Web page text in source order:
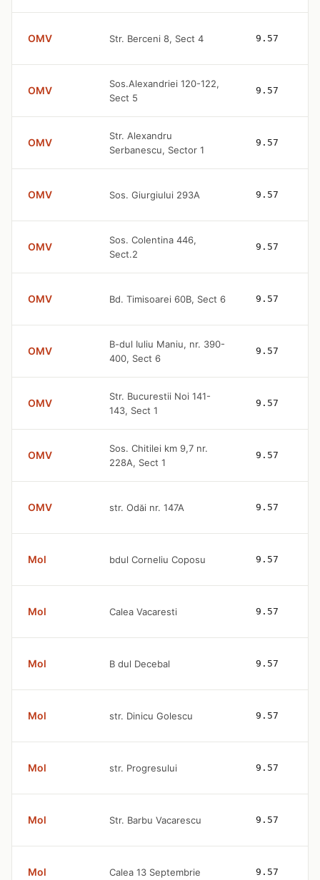
OMV Str. Berceni 8, Sect 4 9.57
OMV
Sos.Alexandriei 120-122,
Sect 5
9.57
OMV
Str. Alexandru
Serbanescu, Sector 1
9.57
OMV Sos. Giurgiului 293A 9.57
OMV
Sos. Colentina 446,
Sect.2
9.57
OMV Bd. Timisoarei 60B, Sect 6 9.57
OMV
B-dul Iuliu Maniu, nr. 390-
400, Sect 6
9.57
OMV
Str. Bucurestii Noi 141-
143, Sect 1
9.57
OMV
Sos. Chitilei km 9,7 nr.
228A, Sect 1
9.57
OMV str. Odăi nr. 147A 9.57
Mol bdul Corneliu Coposu 9.57
Mol Calea Vacaresti 9.57
Mol B dul Decebal 9.57
Mol str. Dinicu Golescu 9.57
Mol str. Progresului 9.57
Mol Str. Barbu Vacarescu 9.57
Mol Calea 13 Septembrie 9.57